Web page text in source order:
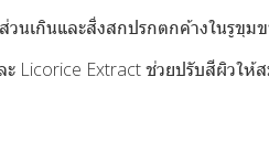
นเกินและสิ่งสกปรกตกค้างในรูขุ
Licorice Extract ช่วยปรับสีผิวใ